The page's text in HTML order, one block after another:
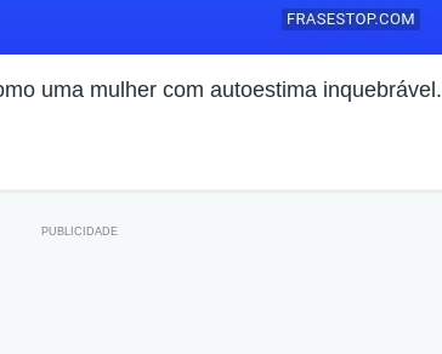
uma mulher com autoestima inquebrável.